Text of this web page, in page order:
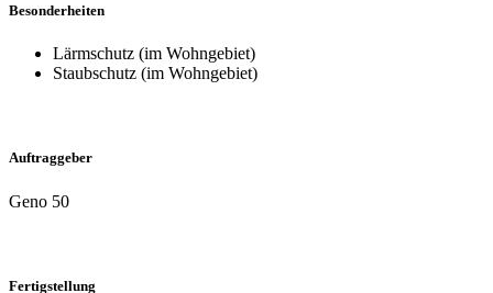
Besonderheiten
Lärmschutz (im Wohngebiet)
Staubschutz (im Wohngebiet)
Auftraggeber
Geno 50
Fertigstellung